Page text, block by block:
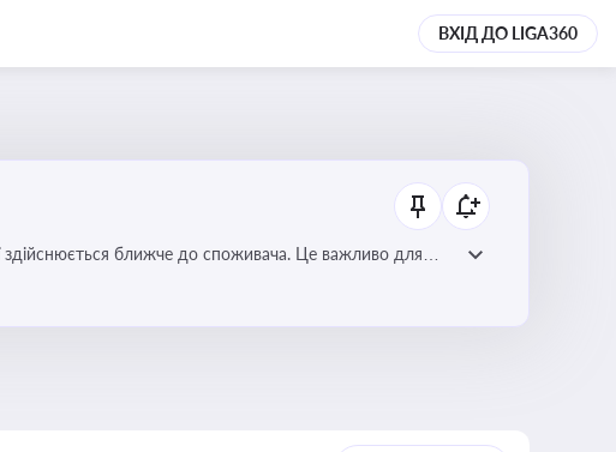
ВХІД ДО LIGA360
здійснюється ближче до споживача. Це важливо для
стимулювання розвитку відновлюваних джерел